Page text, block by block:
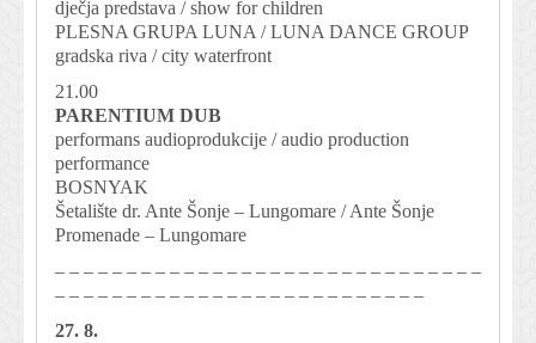
dječja predstava / show for children
PLESNA GRUPA LUNA / LUNA DANCE GROUP
gradska riva / city waterfront
21.00
PARENTIUM DUB
performans audioprodukcije / audio production
performance
BOSNYAK
Šetalište dr. Ante Šonje – Lungomare / Ante Šonje
Promenade – Lungomare
– – – – – – – – – – – – – – – – – – – – – – – – – – – – – –
– – – – – – – – – – – – – – – – – – – – – – – – – –
27. 8.